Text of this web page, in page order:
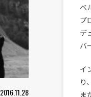
2016.11.28
ベ
プ
デ
バ
イ
り
ま